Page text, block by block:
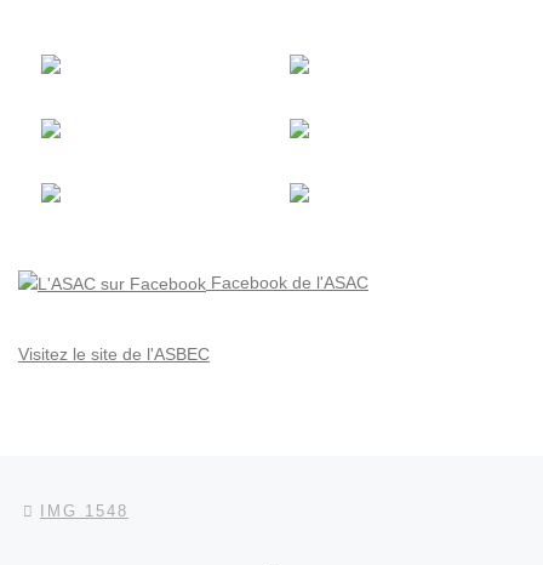
Facebook de l'ASAC
Visitez le site de l'ASBEC
Parcourir les articles
IMG 1548